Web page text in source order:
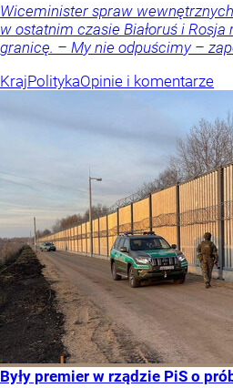
Wiceminister spraw
w ostatnim czasie Białoruś i
granicę. – My nie odpuścimy –
KrajPolitykaOpinie i komentarze
Były premier w rządzie PiS o